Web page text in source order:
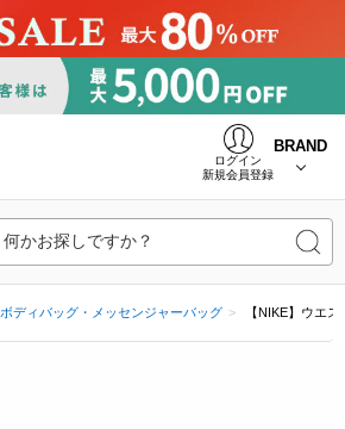
ログイン
新規会員登録
BRAND
何かお探しですか？
ボディバッグ・メッセンジャーバッグ 【NIKE】ウエ